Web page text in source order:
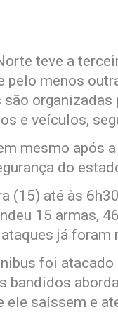
teve a
pelo menos
e veículos,
mesmo após
do
(15) até às
15 armas,
já
foi
bandidos
ele saíssem e